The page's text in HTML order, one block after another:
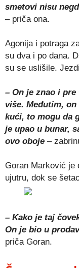
smetovi nisu
– priča ona.
Agonija i potraga
su dva i po dana.
su se uslišile.
– On je znao i
više. Međutim,
kući, to mogu da
je upao u bunar,
ovo oboje –
Goran Marković je
ujutru, dok se
– Kako je taj
On je bio u
priča Goran.